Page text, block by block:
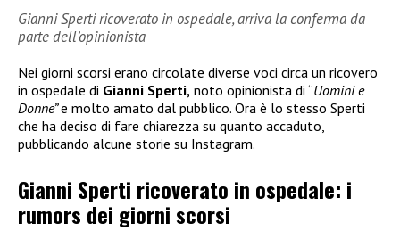
Gianni Sperti ricoverato in ospedale, arriva la conferma da
parte dell’opinionista
Nei giorni scorsi erano circolate diverse voci circa un ricovero
in ospedale di Gianni Sperti, noto opinionista di “Uomini e
Donne”e molto amato dal pubblico. Ora è lo stesso Sperti
che ha deciso di fare chiarezza su quanto accaduto,
pubblicando alcune storie su Instagram.
Gianni Sperti ricoverato in ospedale: i
rumors dei giorni scorsi